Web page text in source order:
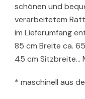
schönen und
verarbeitetem
im Lieferumfang
85 cm Breite ca.
45 cm Sitzbreite…
* maschinell aus